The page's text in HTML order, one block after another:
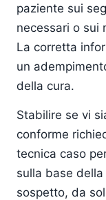
paziente sui
necessari o sui
La corretta
un
della cura.
Stabilire se vi
conforme
tecnica caso
sulla base
sospetto, da